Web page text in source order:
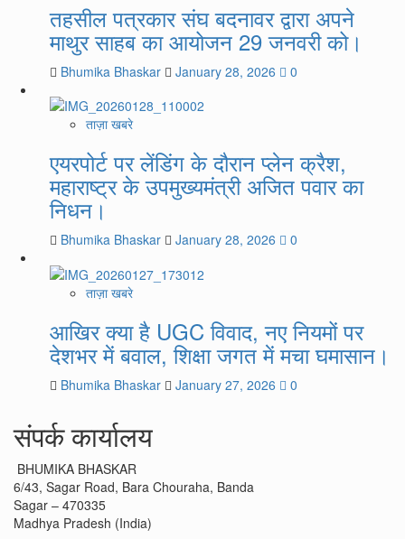
तहसील पत्रकार संघ बदनावर द्वारा अपने
माथुर साहब का आयोजन 29 जनवरी को।
Bhumika Bhaskar January 28, 2026 0
ताज़ा खबरे
एयरपोर्ट पर लेंडिंग के दौरान प्लेन क्रैश,
महाराष्ट्र के उपमुख्यमंत्री अजित पवार का
निधन।
Bhumika Bhaskar January 28, 2026 0
ताज़ा खबरे
आखिर क्या है UGC विवाद, नए नियमों पर
देशभर में बवाल, शिक्षा जगत में मचा घमासान।
Bhumika Bhaskar January 27, 2026 0
संपर्क कार्यालय
BHUMIKA BHASKAR
6/43, Sagar Road, Bara Chouraha, Banda
Sagar – 470335
Madhya Pradesh (India)